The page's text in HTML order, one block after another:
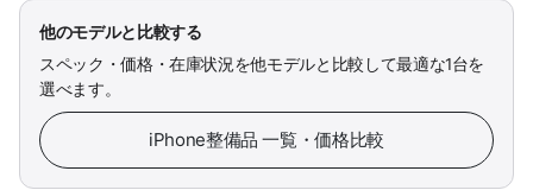
他のモデルと比較する
スペック・価格・在庫状況を他モデルと比較して最適な1台を
選べます。
iPhone整備品 一覧・価格比較